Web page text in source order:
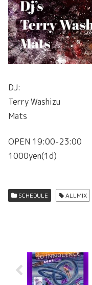
DJ:
Terry Washizu
Mats
OPEN 19:00-23:00
1000yen(1d)
SCHEDULE ALLMIX